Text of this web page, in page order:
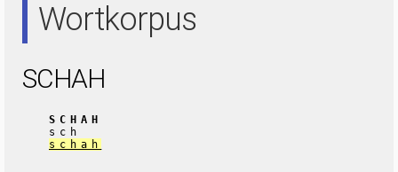
Wortkorpus
SCHAH
SCHAH
sch
schah